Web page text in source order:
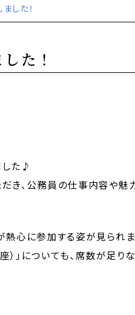
した！
た！
した♪
き、公務員の仕事内容や
心に参加する姿が見られま
）」についても、席数が足